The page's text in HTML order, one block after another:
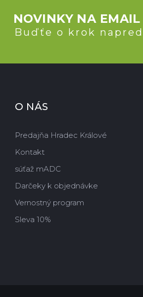
NOVINKY NA EMAIL
Buďťe o krok napred
O NÁS
Predajňa Hradec Králové
Kontakt
súťaž mADC
Darčeky k objednávke
Vernostný program
Sleva 10%